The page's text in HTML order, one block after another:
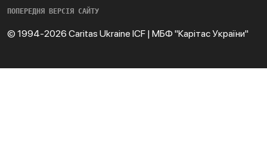
ПОПЕРЕДНЯ ВЕРСІЯ САЙТУ
© 1994-2026 Caritas Ukraine ICF | МБФ "Карітас України"